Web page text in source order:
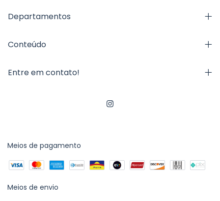
Departamentos
Conteúdo
Entre em contato!
Meios de pagamento
Meios de envio